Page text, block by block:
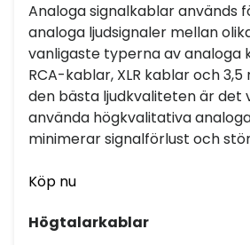
Analoga signalkablar används
analoga ljudsignaler mellan
vanligaste typerna av analoga
RCA-kablar, XLR kablar och
den bästa ljudkvaliteten är det
använda högkvalitativa
minimerar signalförlust och
Köp nu
Högtalarkablar